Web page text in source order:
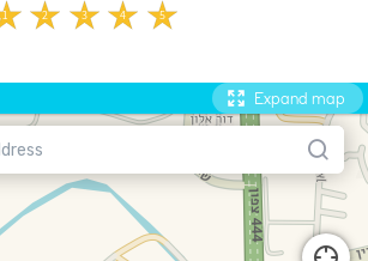
1 2 3 4 5